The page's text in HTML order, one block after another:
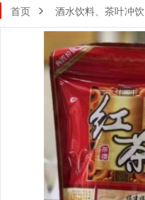
首页 酒水饮料、茶叶冲饮